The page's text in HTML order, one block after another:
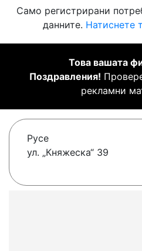
Само регистрирани
данните. Натиснете
Това вашата
Поздравления!
рекламни
Русе
ул. „Княжеска“ 39